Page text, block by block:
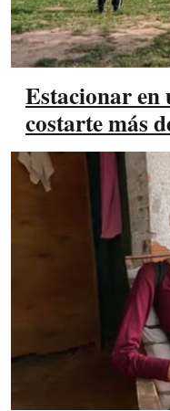
Estacionar en
costarte más